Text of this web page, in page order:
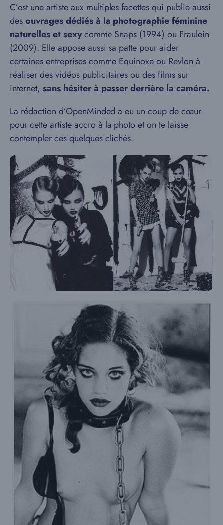
C’est une artiste aux multiples facettes qui publie aussi
desouvrages dédiés à la photographie féminine
naturelles et sexycomme Snaps (1994) ou Fraulein
(2009). Elle appose aussi sa patte pour aider
certaines entreprises comme Equinoxe ou Revlon à
réaliser des vidéos publicitaires ou des films sur
internet, sans hésiter à passer derrière la caméra.
La rédaction d’OpenMinded a eu un coup de cœur
pour cette artiste accro à la photo et on te laisse
contempler ces quelques clichés.